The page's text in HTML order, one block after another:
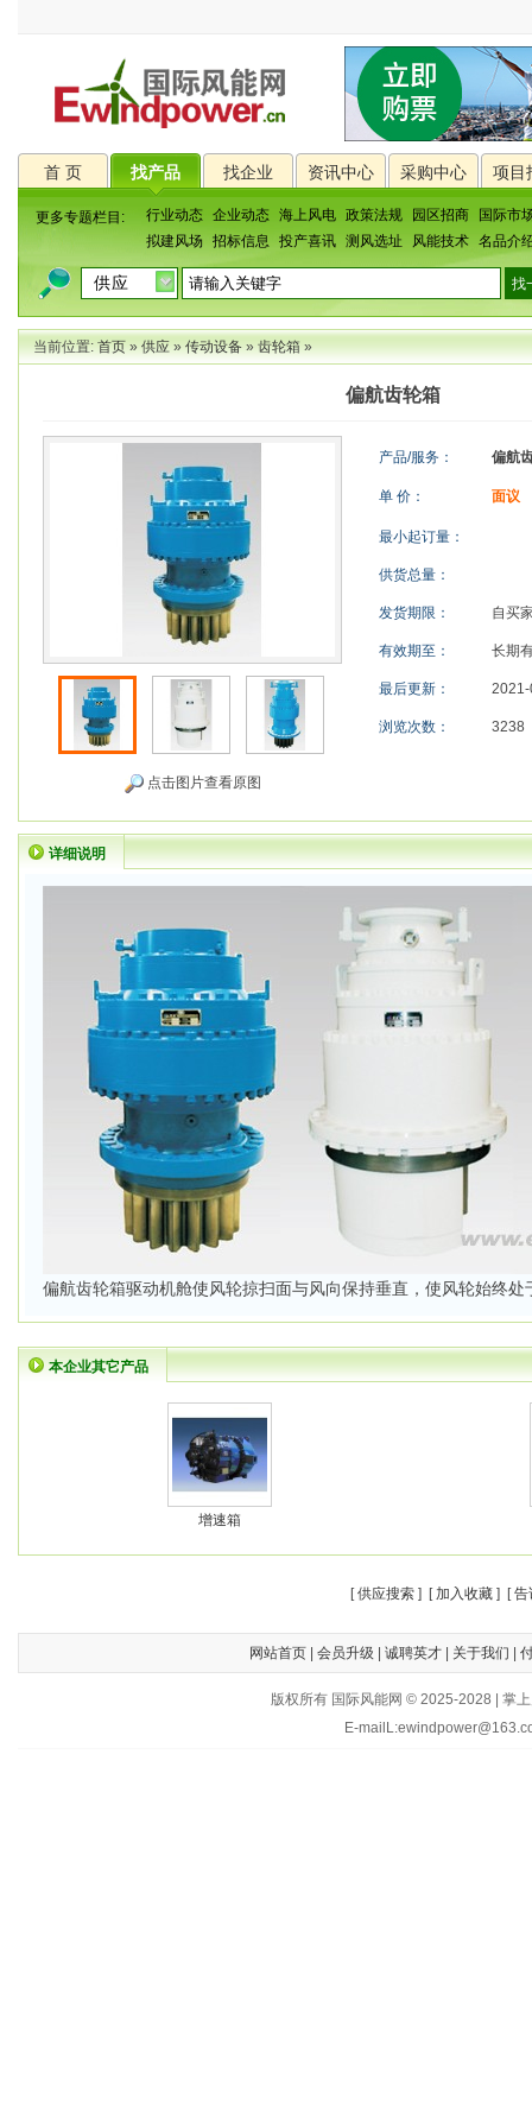
首 页 找产品 找企业 资讯中心 采购中心 项目
更多专题栏目: 行业动态 企业动态 海上风电 政策法规 园区招商
国际市
拟建风场
招标信息 投产喜讯 测风选址 风能技术 名品介
当前位置:首页»供应»传动设备»齿轮箱»
偏航齿轮箱
点击图片查看原图
产品/服务： 偏航
单 价： 面议
最小起订量：
供货总量：
发货期限： 自买
有效期至： 长期
最后更新：
浏览次数： 3238
详细说明
偏航齿轮箱驱动机舱使风轮掠扫面与风向保持垂直，使风轮始终
本企业其它产品
增速箱
[供应搜索 ] [加入收藏 ] [告
网站首页| 会员升级 诚聘英才| 关于我们
版权所有 国际风能网 © 2025-2028 | 掌
E-